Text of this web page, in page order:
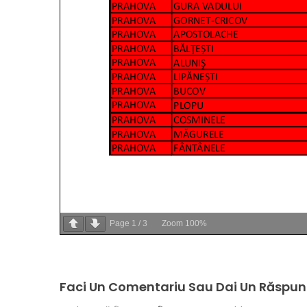
Page 1 / 3 Zoom 100%
Faci Un Comentariu Sau Dai Un